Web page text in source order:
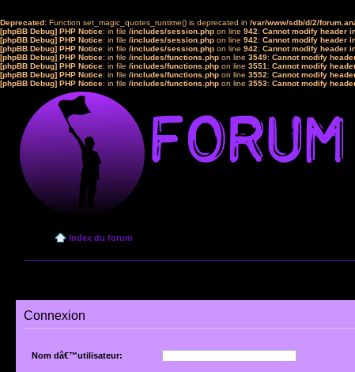
Deprecated: Function set_magic_quotes_runtime() is deprecated in /var/www/sdb/d/2/
[phpBB Debug] PHP Notice: in file /includes/session.php on line 942: Cannot modify header
[phpBB Debug] PHP Notice: in file /includes/session.php on line 942: Cannot modify header
[phpBB Debug] PHP Notice: in file /includes/session.php on line 942: Cannot modify header
[phpBB Debug] PHP Notice: in file /includes/functions.php on line 3549: Cannot modify
[phpBB Debug] PHP Notice: in file /includes/functions.php on line 3551: Cannot modify
[phpBB Debug] PHP Notice: in file /includes/functions.php on line 3552: Cannot modify
[phpBB Debug] PHP Notice: in file /includes/functions.php on line 3553: Cannot modify
Index du forum
Connexion
Nom dâ€™utilisateur: